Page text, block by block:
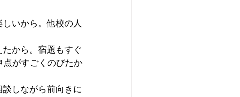
いから。他校の人
から。宿題もすぐ
点がすごくのびたか
しながら前向きに